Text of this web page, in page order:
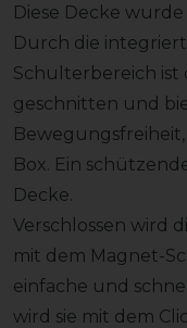
Diese Decke
Durch die
Schulterbereich ist
geschnitten und
Box. Ein
Decke.
Verschlossen wird
mit dem Magnet-
einfache und
wird sie mit dem